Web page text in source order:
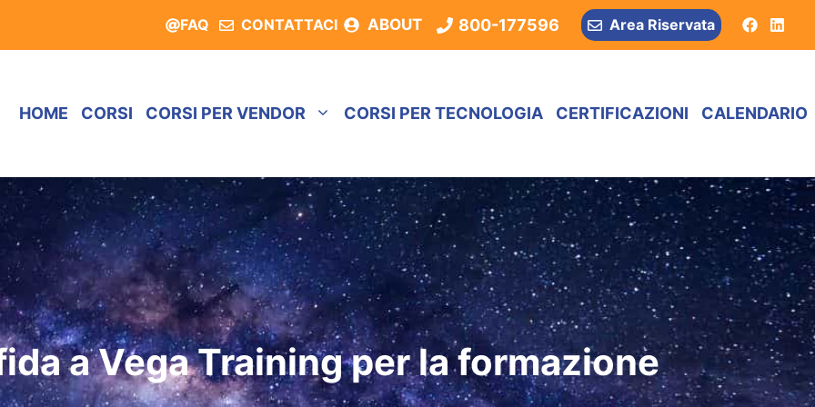
FAQ CONTATTACI ABOUT 800-177596 Area Riservata
HOME CORSI CORSI PER VENDOR CORSI PER TECNOLOGIA CERTIFICAZIONI CALENDARIO
a Vega Training per la formazione